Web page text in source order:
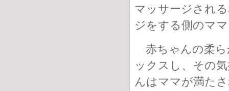
マッサージされ
ジをする側のマ
赤ちゃんの柔ら
ックスし、その
んはママが満た